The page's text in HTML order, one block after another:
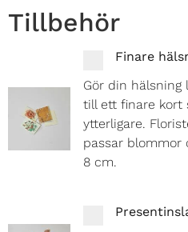
Tillbehör
Finare
Gör din hälsning
till ett finare kort
ytterligare.
passar blommor
8 cm.